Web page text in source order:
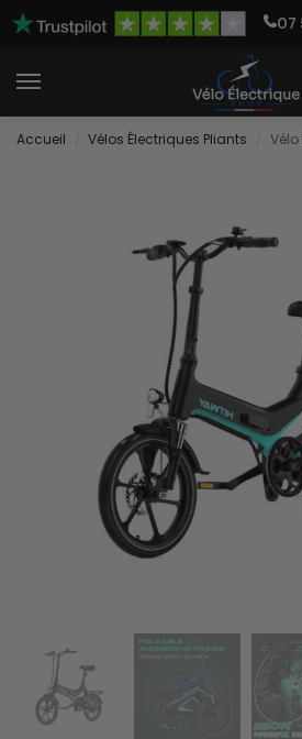
07
Accueil Vélos Électriques Pliants Vélo